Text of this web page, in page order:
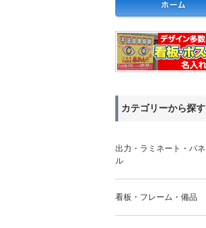
カテゴリーから探す
出力・ラミネート・パネ
ル
看板・フレーム・備品